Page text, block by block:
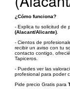
¿Cómo funciona?
- Explica tu solicitud de
(Alacant/Alicante)
- Cientos de
recibir un aviso con tu
contacto contigo,
Tapiceros.
- Puedes ver las
profesional para poder
Pide precio Gratis para